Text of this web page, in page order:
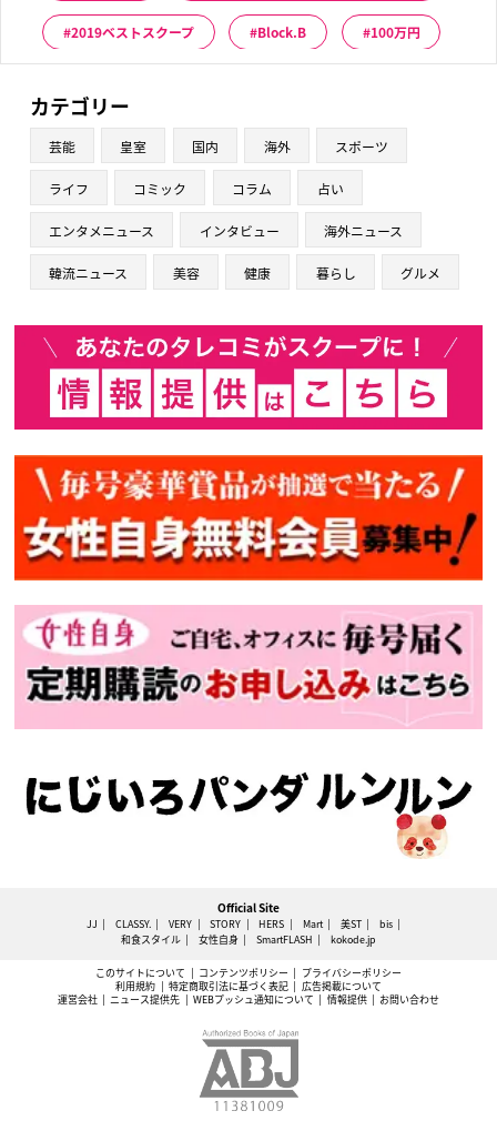
2019ベストスクープ Block.B 100万円
カテゴリー
芸能 皇室 国内 海外 スポーツ
ライフ コミック コラム 占い
エンタメニュース インタビュー 海外ニュース
韓流ニュース 美容 健康 暮らし グルメ
Official Site
JJ CLASSY. VERY STORY HERS Mart 美ST
bis
和食スタイル
女性自身 SmartFLASH kokode.jp
このサイトについて コンテンツポリシー
プライバシーポリシー
利用規約
特定商取引法に基づく表記
広告掲載について
運営会社
ニュース提供先 WEBプッシュ通知について 情報提供 お問い合わせ